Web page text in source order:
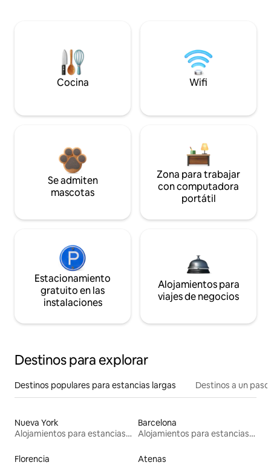
Cocina Wifi
Se admiten
mascotas
Zona para trabajar
con computadora
portátil
Estacionamiento
gratuito en las
instalaciones
Alojamientos para
viajes de negocios
Destinos para explorar
Destinos populares para estancias largas Destinos a un
Nueva York
Alojamientos para estancias largas
Barcelona
Alojamientos para estancias largas
Florencia
Atenas